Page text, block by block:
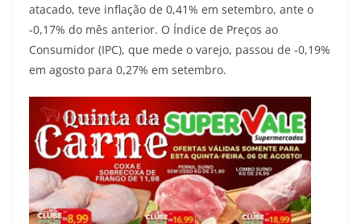
atacado, teve inflação de 0,41% em setembro, ante o
-0,17% do mês anterior. O Índice de Preços ao
Consumidor (IPC), que mede o varejo, passou de -0,19%
em agosto para 0,27% em setembro.